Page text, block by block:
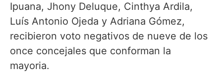
Ipuana, Jhony Deluque, Cinthya Ardila,
Luís Antonio Ojeda y Adriana Gómez,
recibieron voto negativos de nueve de los
once concejales que conforman la
mayoria.